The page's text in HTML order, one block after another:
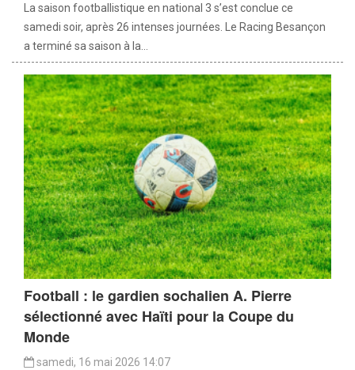
La saison footballistique en national 3 s’est conclue ce
samedi soir, après 26 intenses journées. Le Racing Besançon
a terminé sa saison à la...
Football : le gardien sochalien A. Pierre
sélectionné avec Haïti pour la Coupe du
Monde
samedi, 16 mai 2026 14:07